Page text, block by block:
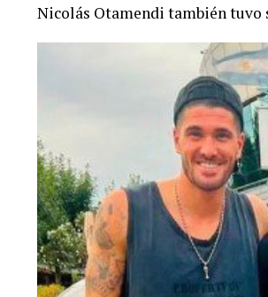
Nicolás Otamendi también tuvo